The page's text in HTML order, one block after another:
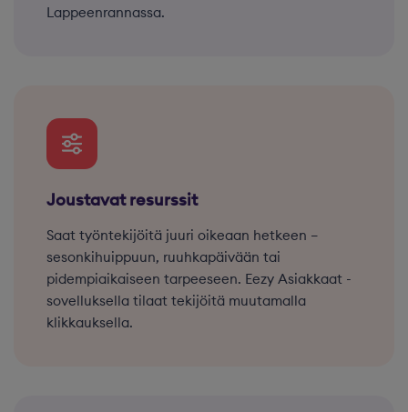
Lappeenrannassa.
Joustavat resurssit
Saat työntekijöitä juuri oikeaan hetkeen –
sesonkihuippuun, ruuhkapäivään tai
pidempiaikaiseen tarpeeseen. Eezy Asiakkaat -
sovelluksella tilaat tekijöitä muutamalla
klikkauksella.